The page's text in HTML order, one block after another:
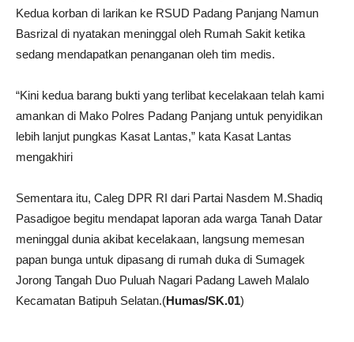
Kedua korban di larikan ke RSUD Padang Panjang Namun
Basrizal di nyatakan meninggal oleh Rumah Sakit ketika
sedang mendapatkan penanganan oleh tim medis.
“Kini kedua barang bukti yang terlibat kecelakaan telah kami
amankan di Mako Polres Padang Panjang untuk penyidikan
lebih lanjut pungkas Kasat Lantas,” kata Kasat Lantas
mengakhiri
Sementara itu, Caleg DPR RI dari Partai Nasdem M.Shadiq
Pasadigoe begitu mendapat laporan ada warga Tanah Datar
meninggal dunia akibat kecelakaan, langsung memesan
papan bunga untuk dipasang di rumah duka di Sumagek
Jorong Tangah Duo Puluah Nagari Padang Laweh Malalo
Kecamatan Batipuh Selatan.(Humas/SK.01)